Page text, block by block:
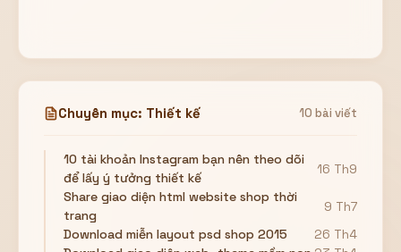
Chuyên mục: Thiết kế 10 bài viết
10 tài khoản Instagram bạn nên theo dõi
để lấy ý tưởng thiết kế
16 Th9
Share giao diện html website shop thời
trang
9 Th7
Download miễn layout psd shop 2015
26 Th4